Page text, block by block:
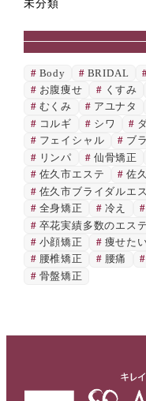
未分類
Body BRIDAL
お腹痩せ
くすみ
むくみ
アユナタ
コルギ
シワ
フェイシャル
ブ
リンパ
仙骨矯正
佐久市エステ
佐
佐久市ブライダルエ
全身矯正
冷え
卒花実績多数のエス
小顔矯正
痩せた
腰椎矯正
腰痛
骨盤矯正